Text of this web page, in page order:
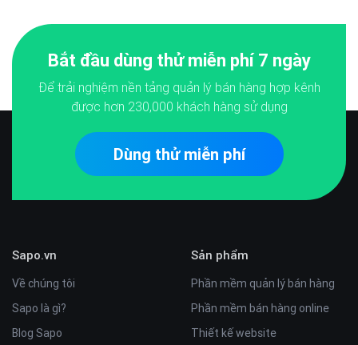
Bắt đầu dùng thử miễn phí 7 ngày
Để trải nghiệm nền tảng quản lý bán hàng hợp kênh
được hơn 230,000 khách hàng sử dụng
Dùng thử miễn phí
Sapo.vn
Về chúng tôi
Sapo là gì?
Blog Sapo
Sản phẩm
Phần mềm quản lý bán hàng
Phần mềm bán hàng online
Thiết kế website